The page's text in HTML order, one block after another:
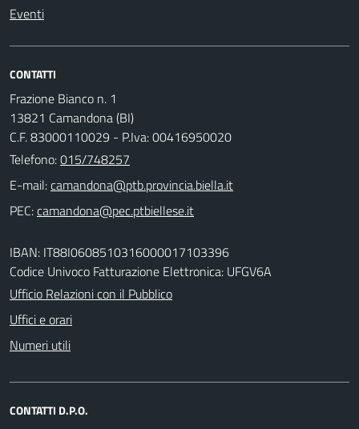
Eventi
CONTATTI
Frazione Bianco n. 1
13821 Camandona (BI)
C.F. 83000110029 - P.Iva: 00416950020
Telefono:015/748257
E-mail:
PEC:
IBAN: IT88I0608510316000017103396
Codice Univoco Fatturazione Elettronica: UFGV6A
Ufficio Relazioni con il Pubblico
Uffici e orari
Numeri utili
CONTATTI D.P.O.